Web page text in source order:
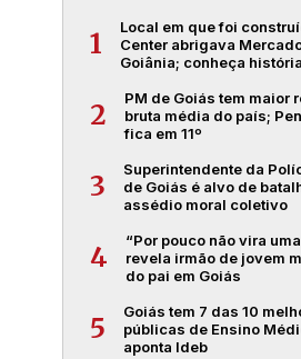
1
Local em que foi
Center abrigava
Goiânia; conheça história
2
PM de Goiás tem maior
bruta média do país;
fica em 11º
3
Superintendente da
de Goiás é alvo de
assédio moral coletivo
4
“Por pouco não vira
revela irmão de jovem
do pai em Goiás
5
Goiás tem 7 das 10
públicas de Ensino
aponta Ideb